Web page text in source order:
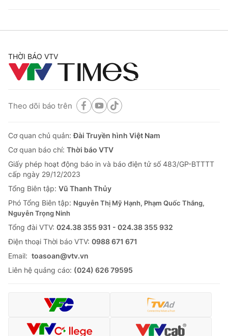
THỜI BÁO VTV
Theo dõi báo trên
Cơ quan chủ quản:Đài Truyền hình Việt Nam
Cơ quan báo chí: Thời báo VTV
Giấy phép hoạt động báo in và báo điện tử số 483/GP-BTTTT
cấp ngày 29/12/2023
Tổng Biên tập: Vũ Thanh Thủy
Phó Tổng Biên tập: Nguyễn Thị Mỹ Hạnh, Phạm Quốc Thắng,
Nguyễn Trọng Ninh
Tổng đài VTV: 024.38 355 931 - 024.38 355 932
Ðiện thoại Thời báo VTV: 0988 671 671
Email: toasoan@vtv.vn
Liên hệ quảng cáo: (024) 626 79595